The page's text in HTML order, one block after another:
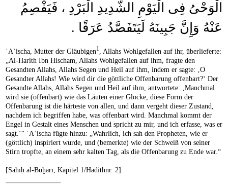
الْوَحْىُ فِى الْيَوْمِ الشَّدِيدِ الْبَرْدِ ، فَيَفْصِمُ
عَنْهُ وَإِنَّ جَبِينَهُ لَيَتَفَصَّدُ عَرَقًا .
ʿAʾischa, Mutter der Gläubigen1 , Allahs Wohlgefallen auf ihr, überlieferte:
„Al-Harith Ibn Hischam, Allahs Wohlgefallen auf ihm, fragte den
Gesandten Allahs, Allahs Segen und Heil auf ihm, indem er sagte: ‚O
Gesandter Allahs! Wie wird dir die göttliche Offenbarung offenbart?‘ Der
Gesandte Allahs, Allahs Segen und Heil auf ihm, antwortete: ‚Manchmal
wird sie (offenbart) wie das Läuten einer Glocke, diese Form der
Offenbarung ist die härteste von allen, und dann vergeht dieser Zustand,
nachdem ich begriffen habe, was offenbart wird. Manchmal kommt der
Engel in Gestalt eines Menschen und spricht zu mir, und ich erfasse, was er
sagt.‘“ ʿAʾischa fügte hinzu: „Wahrlich, ich sah den Propheten, wie er
(göttlich) inspiriert wurde, und (bemerkte) wie der Schweiß von seiner
Stirn tropfte, an einem sehr kalten Tag, als die Offenbarung zu Ende war.“
[Ṣaḥīḥ al-Buḫārī, Kapitel 1/Hadithnr. 2]